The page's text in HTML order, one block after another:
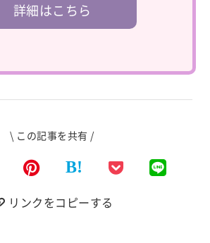
詳細はこちら
\ この記事を共有 /
B!
リンクをコピーする